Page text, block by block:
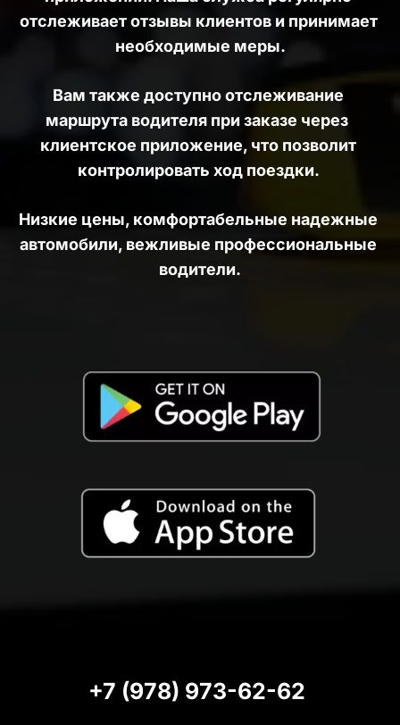
отслеживает отзывы клиентов и принимает
необходимые меры.
Вам также доступно отслеживание
маршрута водителя при заказе через
клиентское приложение, что позволит
контролировать ход поездки.
Низкие цены, комфортабельные надежные
автомобили, вежливые профессиональные
водители.
+7 (978) 973-62-62